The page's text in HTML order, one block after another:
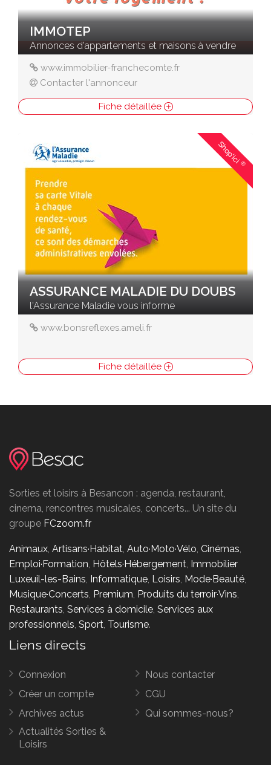
IMMOTEP
Annonces d'appartements et maisons à vendre
www.immobilier-franchecomte.fr
Contacter l'annonceur
Fiche détaillée
Shop'ici®
ASSURANCE MALADIE DU DOUBS
l'Assurance Maladie vous informe
www.bonsreflexes.ameli.fr
Fiche détaillée
Sorties et loisirs à Besancon : agenda, restaurant,
cinema, rencontres musicales, concerts... Un site du
groupe FCzoom.fr
Animaux, Artisans·Habitat, Auto·Moto·Vélo, Cinémas,
Emploi·Formation, Hôtels·Hébergement, Immobilier
Luxeuil-les-Bains, Informatique, Loisirs, Mode·Beauté,
Musique·Concerts, Premium, Produits du terroir·Vins,
Restaurants, Services à domicile, Services aux
professionnels, Sport, Tourisme.
Liens directs
Connexion
Créer un compte
Archives actus
Actualités Sorties &
Loisirs
Nous contacter
CGU
Qui sommes-nous?